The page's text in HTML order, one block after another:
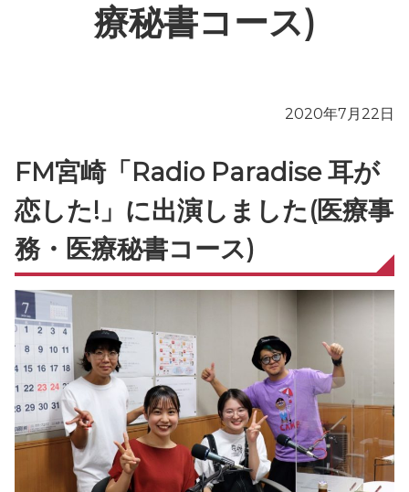
療秘書コース)
2020年7月22日
FM宮崎「Radio Paradise 耳が
恋した!」に出演しました(医療事
務・医療秘書コース)